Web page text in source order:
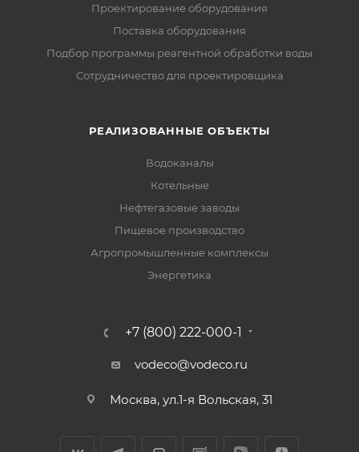
Проектирование оборудования
Поставка оборудования
Подбор программы реагентной обработки воды
Сотрудничество для проектировщика
РЕАЛИЗОВАННЫЕ ОБЪЕКТЫ
Водоканалы
Котельные
Нефтегазовые заводы
Пищевое производство
Агропромышленные комплексы
Энергетика
+7 (800) 222-000-1
vodeco@vodeco.ru
Москва, ул.1-я Вольская, 31